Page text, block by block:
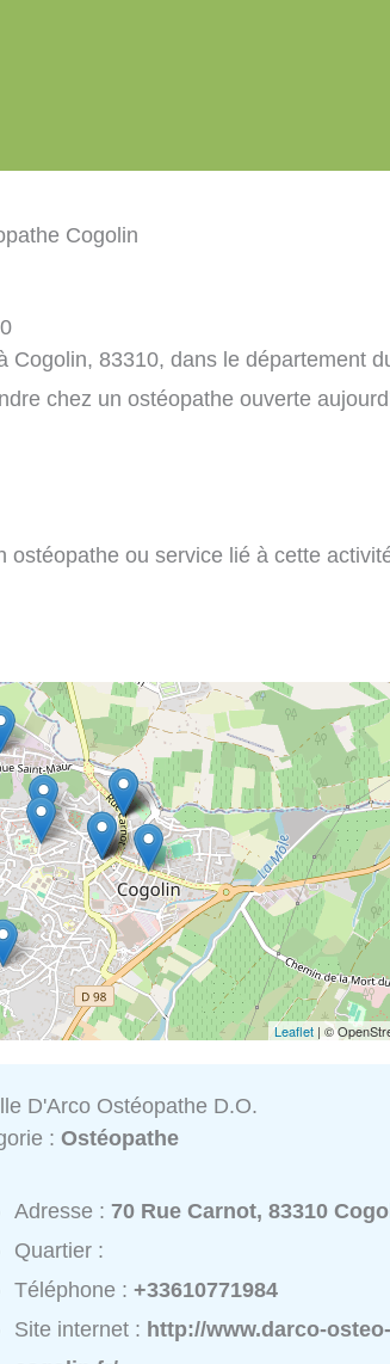
Cogolin
Cogolin, 83310, dans le département
chez un ostéopathe ouverte
ostéopathe ou service lié à cette
Leaflet | ©
D'Arco Ostéopathe D.O.
:Ostéopathe
Adresse :70 Rue Carnot, 83310
Quartier :
Téléphone :+33610771984
Site internet : http://www.darco-osteo-